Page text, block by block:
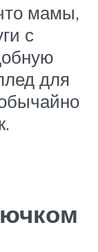
мамы,
с
для